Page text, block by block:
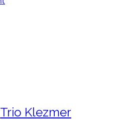
Trio Klezmer